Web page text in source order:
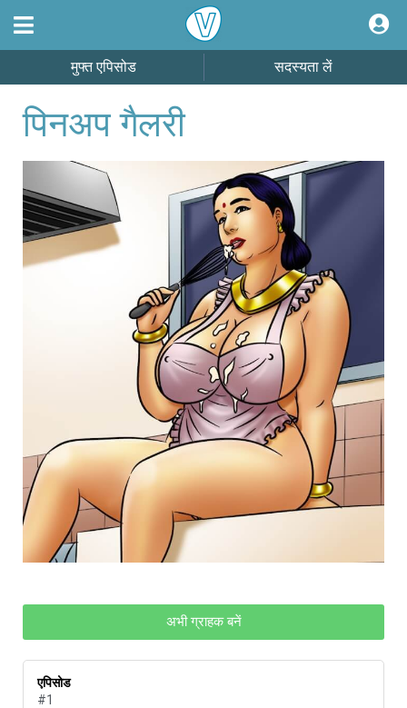
मुफ्त एपिसोड सदस्यता लें
पिनअप गैलरी
अभी ग्राहक बनें
एपिसोड
#1